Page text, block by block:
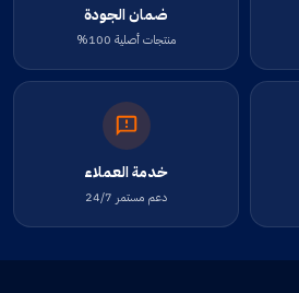
ضمان الجودة
منتجات أصلية 100%
خدمة العملاء
دعم مستمر 24/7